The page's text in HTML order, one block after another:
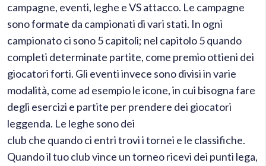
campagne, eventi, leghe e VS attacco. Le campagne
sono formate da campionati di vari stati. In ogni
campionato ci sono 5 capitoli; nel capitolo 5 quando
completi determinate partite, come premio ottieni dei
giocatori forti. Gli eventi invece sono divisi in varie
modalità, come ad esempio le icone, in cui bisogna fare
degli esercizi e partite per prendere dei giocatori
leggenda. Le leghe sono dei
club che quando ci entri trovi i tornei e le classifiche.
Quando il tuo club vince un torneo ricevi dei punti lega,